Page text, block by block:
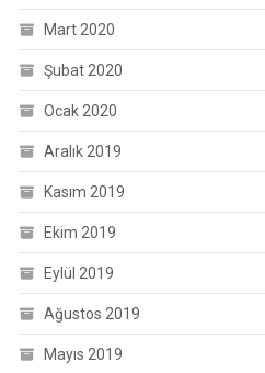
Mart 2020
Şubat 2020
Ocak 2020
Aralık 2019
Kasım 2019
Ekim 2019
Eylül 2019
Ağustos 2019
Mayıs 2019